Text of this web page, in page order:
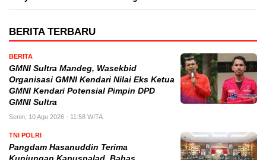
BERITA TERBARU
BERITA
GMNI Sultra Mandeg, Wasekbid
Organisasi GMNI Kendari Nilai Eks Ketua
GMNI Kendari Potensial Pimpin DPD
GMNI Sultra
Senin, 10 Agu 2026 - 11:58 WITA
TNI POLRI
Pangdam Hasanuddin Terima